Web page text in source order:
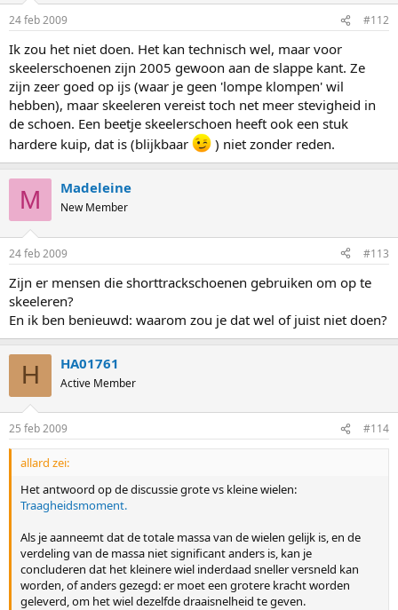
24 feb 2009 #112
Ik zou het niet doen. Het kan technisch wel, maar voor
skeelerschoenen zijn 2005 gewoon aan de slappe kant. Ze
zijn zeer goed op ijs (waar je geen 'lompe klompen' wil
hebben), maar skeeleren vereist toch net meer stevigheid in
de schoen. Een beetje skeelerschoen heeft ook een stuk
hardere kuip, dat is (blijkbaar
) niet zonder reden.
M Madeleine
New Member
24 feb 2009 #113
Zijn er mensen die shorttrackschoenen gebruiken om op te
skeeleren?
En ik ben benieuwd: waarom zou je dat wel of juist niet doen?
H HA01761
Active Member
25 feb 2009 #114
allard zei:
Het antwoord op de discussie grote vs kleine wielen:
Traagheidsmoment.
Als je aanneemt dat de totale massa van de wielen gelijk is, en de
verdeling van de massa niet significant anders is, kan je
concluderen dat het kleinere wiel inderdaad sneller versneld kan
worden, of anders gezegd: er moet een grotere kracht worden
geleverd, om het wiel dezelfde draaisnelheid te geven.